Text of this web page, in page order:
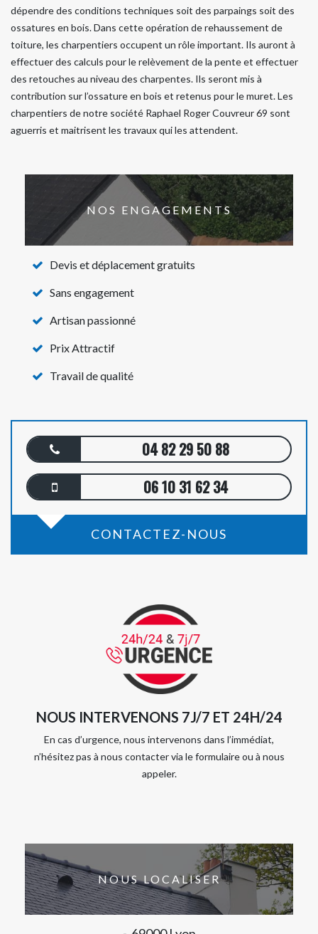
dépendre des conditions techniques soit des parpaings soit des
ossatures en bois. Dans cette opération de rehaussement de
toiture, les charpentiers occupent un rôle important. Ils auront à
effectuer des calculs pour le relèvement de la pente et effectuer
des retouches au niveau des charpentes. Ils seront mis à
contribution sur l’ossature en bois et retenus pour le muret. Les
charpentiers de notre société Raphael Roger Couvreur 69 sont
aguerris et maitrisent les travaux qui les attendent.
NOS ENGAGEMENTS
Devis et déplacement gratuits
Sans engagement
Artisan passionné
Prix Attractif
Travail de qualité
04 82 29 50 88
06 10 31 62 34
CONTACTEZ-NOUS
NOUS INTERVENONS 7J/7 ET 24H/24
En cas d’urgence, nous intervenons dans l’immédiat,
n’hésitez pas à nous contacter via le formulaire ou à nous
appeler.
NOUS LOCALISER